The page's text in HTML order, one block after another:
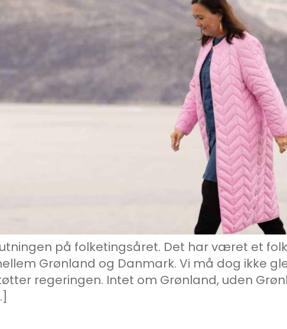
på folketingsåret. Det har været et
Grønland og Danmark. Vi må dog ikke
regeringen. Intet om Grønland, uden